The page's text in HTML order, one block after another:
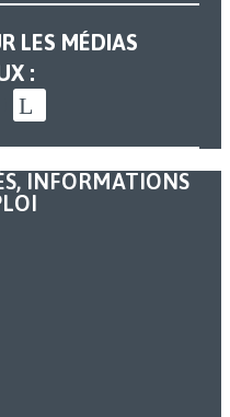
LES MÉDIAS
:
INFORMATIONS